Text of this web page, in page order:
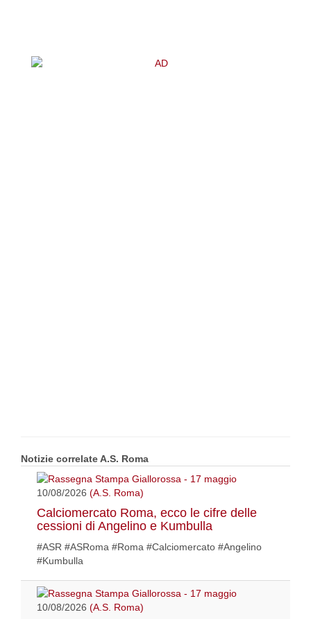
Notizie correlate A.S. Roma
10/08/2026 (A.S. Roma)
Calciomercato Roma, ecco le cifre delle
cessioni di Angelino e Kumbulla
#ASR #ASRoma #Roma #Calciomercato #Angelino
#Kumbulla
10/08/2026 (A.S. Roma)